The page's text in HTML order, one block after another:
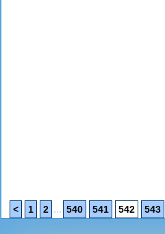
< 1 2 ... 540 541 542 543